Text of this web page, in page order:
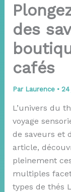
des
cafés
Par Laurence • 24
L’univers du
voyage
de saveurs et
article,
pleinement
multiples
types de thés